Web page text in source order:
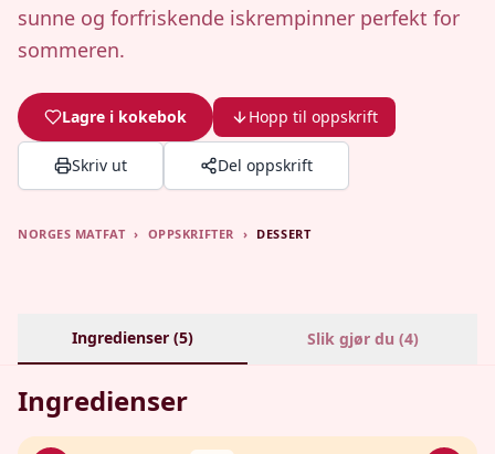
sunne og forfriskende iskrempinner perfekt for
sommeren.
Lagre i kokebok Hopp til oppskrift
Skriv ut Del oppskrift
NORGES MATFAT › OPPSKRIFTER › DESSERT
Ingredienser (5) Slik gjør du (4)
Ingredienser